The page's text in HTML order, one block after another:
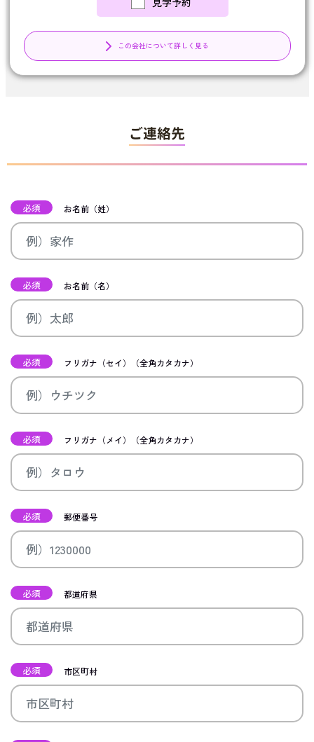
この会社について詳しく見る
ご連絡先
必須 お名前（姓）
必須 お名前（名）
必須 フリガナ（セイ）（全角カタカナ）
必須 フリガナ（メイ）（全角カタカナ）
必須 郵便番号
必須 都道府県
必須 市区町村